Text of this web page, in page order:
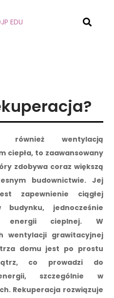
również wentylacją
ciepła, to zaawansowany
zdobywa coraz większą
budownictwie. Jej
zapewnienie ciągłej
jednocześnie
energii cieplnej. W
wentylacji grawitacyjnej
domu jest po prostu
co prowadzi do
szczególnie w
Rekuperacja rozwiązuje